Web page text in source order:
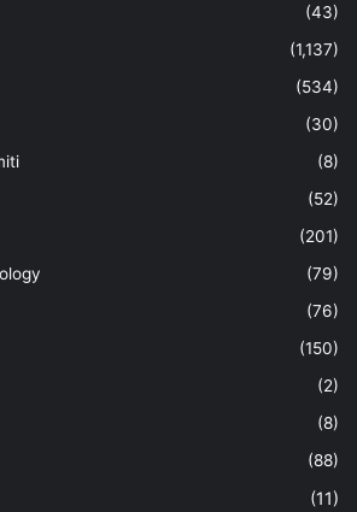
(43)
(1,137)
(534)
(30)
(8)
(52)
(201)
(79)
(76)
(150)
(2)
(8)
(88)
(11)